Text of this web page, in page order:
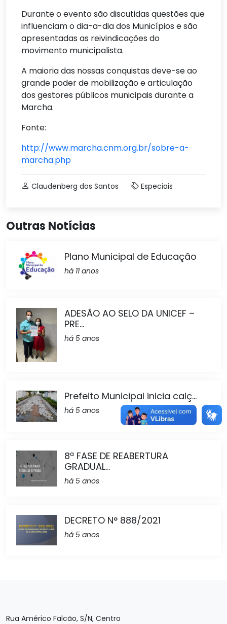
Durante o evento são discutidas questões que
influenciam o dia-a-dia dos Municípios e são
apresentadas as reivindicações do
movimento municipalista.
A maioria das nossas conquistas deve-se ao
grande poder de mobilização e articulação
dos gestores públicos municipais durante a
Marcha.
Fonte:
http://www.marcha.cnm.org.br/sobre-a-
marcha.php
Claudenberg dos Santos Especiais
Outras Notícias
Plano Municipal de Educação
há 11 anos
ADESÃO AO SELO DA UNICEF –
PRE...
há 5 anos
Prefeito Municipal inicia calç...
há 5 anos
8ª FASE DE REABERTURA
GRADUAL...
há 5 anos
DECRETO N° 888/2021
há 5 anos
Rua Américo Falcão, S/N, Centro